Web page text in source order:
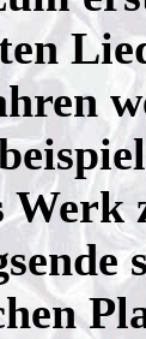
Werk